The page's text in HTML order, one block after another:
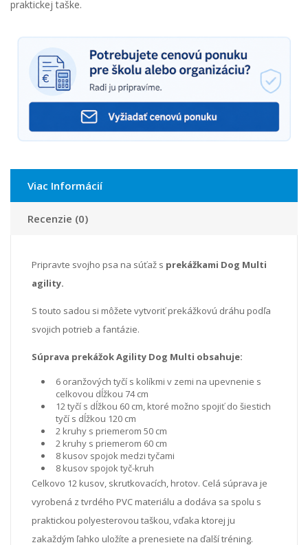
praktickej taške.
Viac Informácií
Recenzie (0)
Pripravte svojho psa na súťaž s prekážkami Dog Multi
agility.
S touto sadou si môžete vytvoriť prekážkovú dráhu podľa
svojich potrieb a fantázie.
Súprava prekážok Agility Dog Multi obsahuje:
6 oranžových tyčí s kolíkmi v zemi na upevnenie s
celkovou dĺžkou 74 cm
12 tyčí s dĺžkou 60 cm, ktoré možno spojiť do šiestich
tyčí s dĺžkou 120 cm
2 kruhy s priemerom 50 cm
2 kruhy s priemerom 60 cm
8 kusov spojok medzi tyčami
8 kusov spojok tyč-kruh
Celkovo 12 kusov, skrutkovacích, hrotov. Celá súprava je
vyrobená z tvrdého PVC materiálu a dodáva sa spolu s
praktickou polyesterovou taškou, vďaka ktorej ju
zakaždým ľahko uložíte a prenesiete na ďalší tréning.